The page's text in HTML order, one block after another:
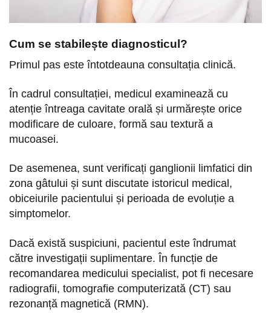
Cum se stabilește diagnosticul?
Primul pas este întotdeauna consultația clinică.
În cadrul consultației, medicul examinează cu
atenție întreaga cavitate orală și urmărește orice
modificare de culoare, formă sau textură a
mucoasei.
De asemenea, sunt verificați ganglionii limfatici din
zona gâtului și sunt discutate istoricul medical,
obiceiurile pacientului și perioada de evoluție a
simptomelor.
Dacă există suspiciuni, pacientul este îndrumat
către investigații suplimentare. În funcție de
recomandarea medicului specialist, pot fi necesare
radiografii, tomografie computerizată (CT) sau
rezonanță magnetică (RMN).